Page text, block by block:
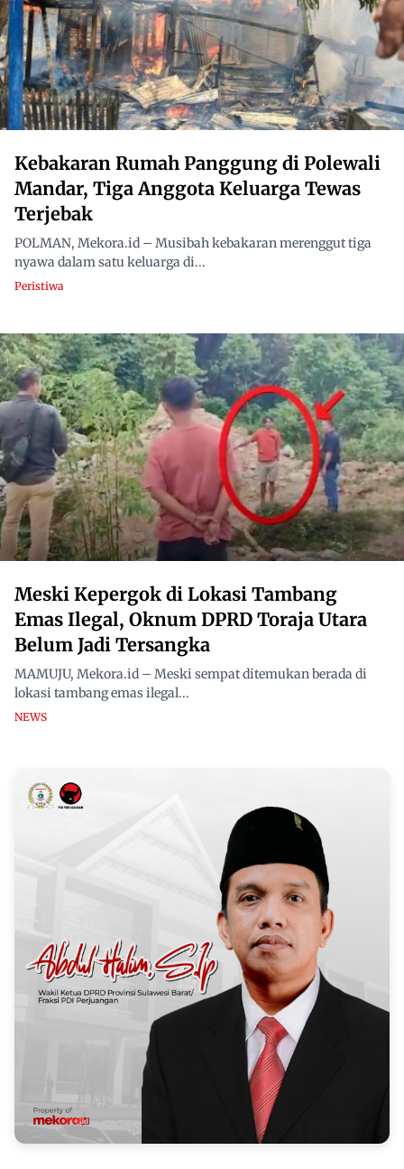
Kebakaran Rumah Panggung di Polewali
Mandar, Tiga Anggota Keluarga Tewas
Terjebak
POLMAN, Mekora.id – Musibah kebakaran merenggut tiga
nyawa dalam satu keluarga di...
Peristiwa
Meski Kepergok di Lokasi Tambang
Emas Ilegal, Oknum DPRD Toraja Utara
Belum Jadi Tersangka
MAMUJU, Mekora.id – Meski sempat ditemukan berada di
lokasi tambang emas ilegal...
NEWS